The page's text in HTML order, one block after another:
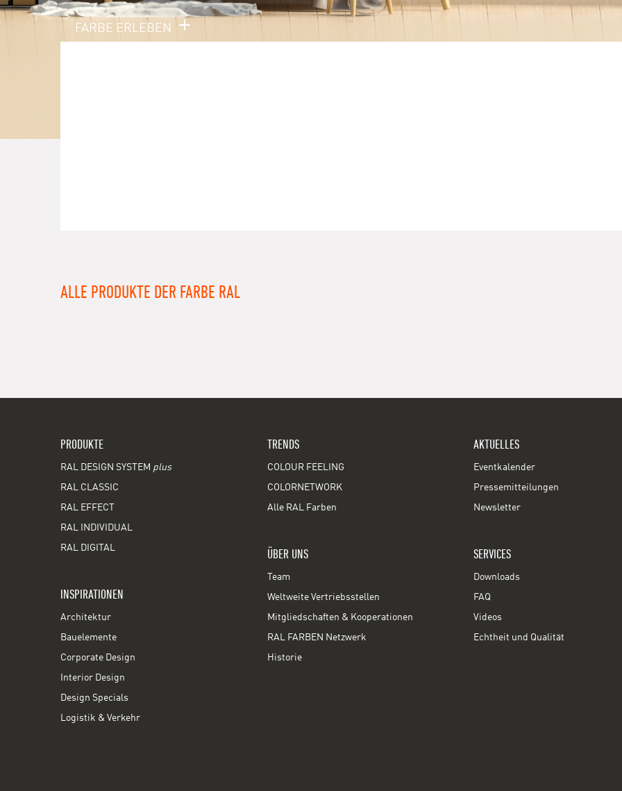
FARBE ERLEBEN
ALLE PRODUKTE DER FARBE RAL
PRODUKTE
RAL DESIGN SYSTEM plus
RAL CLASSIC
RAL EFFECT
RAL INDIVIDUAL
RAL DIGITAL
INSPIRATIONEN
Architektur
Bauelemente
Corporate Design
Interior Design
Design Specials
Logistik & Verkehr
TRENDS
COLOUR FEELING
COLORNETWORK
Alle RAL Farben
ÜBER UNS
Team
Weltweite Vertriebsstellen
Mitgliedschaften & Kooperationen
RAL FARBEN Netzwerk
Historie
AKTUELLES
Eventkalender
Pressemitteilungen
Newsletter
SERVICES
Downloads
FAQ
Videos
Echtheit und Qualität